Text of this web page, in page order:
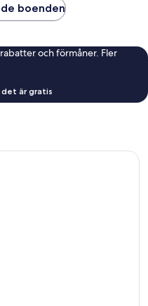
boenden
och förmåner. Fler
det är gratis